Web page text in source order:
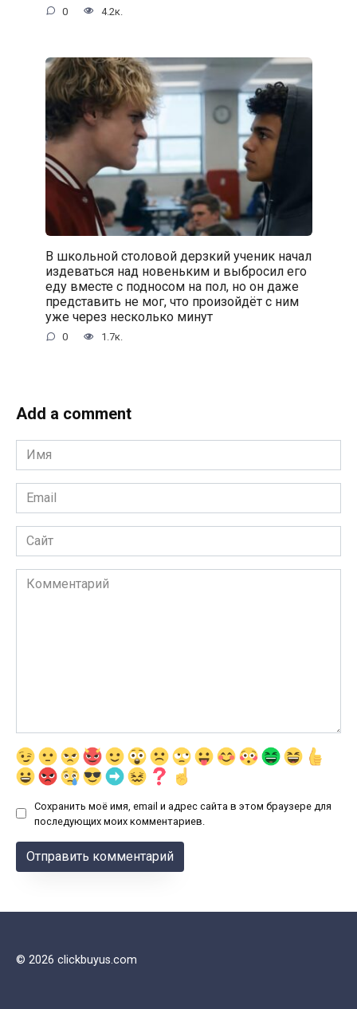
0 4.2к.
В школьной столовой дерзкий ученик начал
издеваться над новеньким и выбросил его
еду вместе с подносом на пол, но он даже
представить не мог, что произойдёт с ним
уже через несколько минут
0 1.7к.
Add a comment
Имя
*
Email
*
Сайт
Комментарий
Сохранить моё имя, email и адрес сайта в этом браузере для
последующих моих комментариев.
© 2026 clickbuyus.com